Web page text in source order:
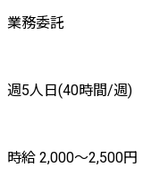
業務委託
週5人日(40時間/週)
時給 2,000〜2,500円